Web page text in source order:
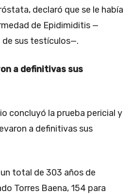
declaró que se le había
de Epidimiditis —
de sus testículos—.
a definitivas sus
concluyó la prueba pericial y
a definitivas sus
total de 303 años de
Torres Baena, 154 para